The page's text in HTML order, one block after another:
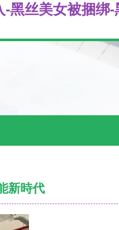
黑丝美女被捆绑
新時代